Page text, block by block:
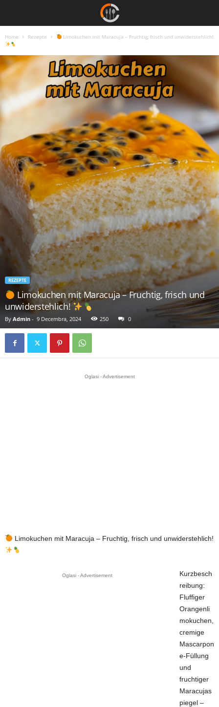
Home Rezepte Limokuchen mit Maracuja – Fruchtig, frisch und unwiderstehlich!
REZEPTE
Limokuchen mit Maracuja – Fruchtig, frisch und
unwiderstehlich!
By Admin - 9 Decembra, 2024 250 0
Oglasi - Advertisement
Limokuchen mit Maracuja – Fruchtig, frisch und unwiderstehlich!
Oglasi - Advertisement
Kurzbesch
reibung:
Fluffiger
Orangenli
mokuchen,
cremige
Mascarpon
e-Füllung
und
fruchtiger
Maracujas
piegel –